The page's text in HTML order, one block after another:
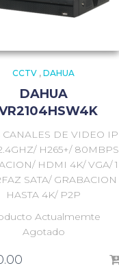
CCTV ,DAHUA
DAHUA
CANALES DE VIDEO IP
H265+/ 80MBPS
HDMI 4K/ VGA/ 1
SATA/ GRABACION
HASTA 4K/ P2P
Actualmemte
Agotado